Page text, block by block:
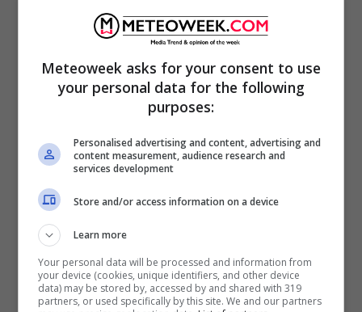
del morbo, portando a 27.656 il totale
ufficiale delle vittime della pandemia nel
Paese.
Meteoweek asks for your consent to use
your personal data for the following
purposes:
Personalised advertising and content, advertising and
content measurement, audience research and
services development
Store and/or access information on a device
Learn more
Your personal data will be processed and information from
your device (cookies, unique identifiers, and other device
data) may be stored by, accessed by and shared with 319
partners, or used specifically by this site. We and our partners